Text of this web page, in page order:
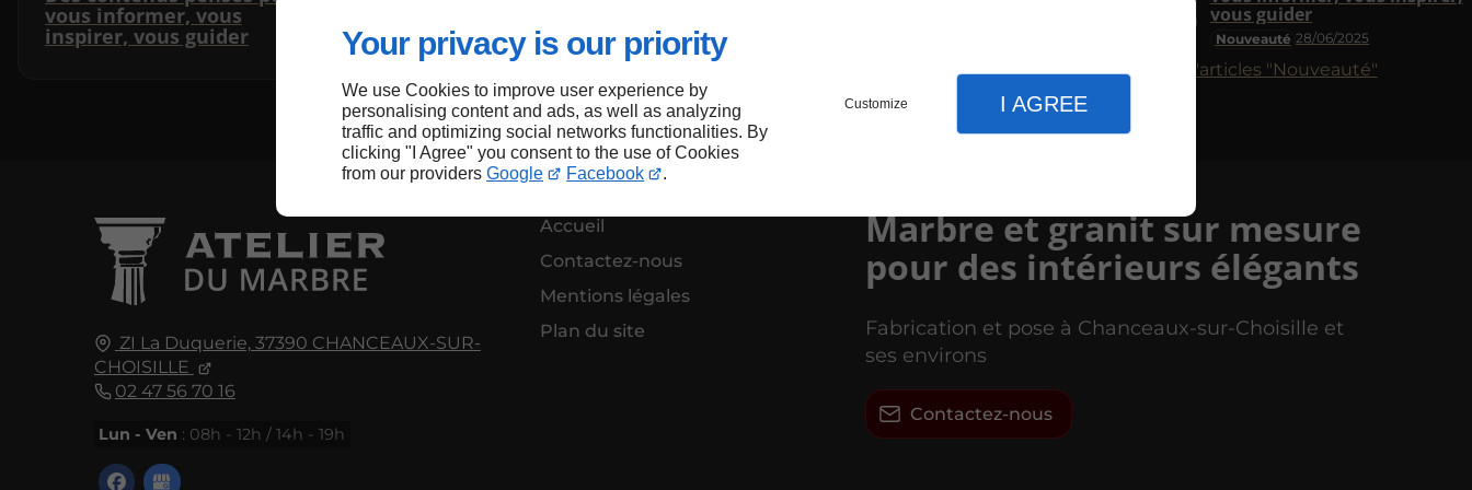
Your privacy is our priority
We use Cookies to improve user experience by
personalising content and ads, as well as analyzing
traffic and optimizing social networks functionalities. By
clicking "I Agree" you consent to the use of Cookies
from our providers Google Facebook .
Customize I AGREE
Nouveauté 28/06/2025
vous guider
Plus d'articles "Nouveauté"
vous informer, vous
inspirer, vous guider
ZI La Duquerie, 37390 CHANCEAUX-SUR-
CHOISILLE
02 47 56 70 16
Lun - Ven : 08h - 12h / 14h - 19h
Accueil
Contactez-nous
Mentions légales
Plan du site
Marbre et granit sur mesure
pour des intérieurs élégants
Fabrication et pose à Chanceaux-sur-Choisille et
ses environs
Contactez-nous